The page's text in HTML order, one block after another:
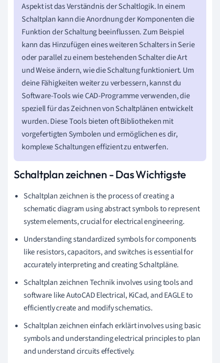
Aspekt ist das Verständnis der Schaltlogik. In einem
Schaltplan kann die Anordnung der Komponenten die
Funktion der Schaltung beeinflussen. Zum Beispiel
kann das Hinzufügen eines weiteren Schalters in Serie
oder parallel zu einem bestehenden Schalter die Art
und Weise ändern, wie die Schaltung funktioniert. Um
deine Fähigkeiten weiter zu verbessern, kannst du
Software-Tools wie CAD-Programme verwenden, die
speziell für das Zeichnen von Schaltplänen entwickelt
wurden. Diese Tools bieten oft Bibliotheken mit
vorgefertigten Symbolen und ermöglichen es dir,
komplexe Schaltungen effizient zu entwerfen.
Schaltplan zeichnen - Das Wichtigste
Schaltplan zeichnen is the process of creating a
schematic diagram using abstract symbols to represent
system elements, crucial for electrical engineering.
Understanding standardized symbols for components
like resistors, capacitors, and switches is essential for
accurately interpreting and creating Schaltpläne.
Schaltplan zeichnen Technik involves using tools and
software like AutoCAD Electrical, KiCad, and EAGLE to
efficiently create and modify schematics.
Schaltplan zeichnen einfach erklärt involves using basic
symbols and understanding electrical principles to plan
and understand circuits effectively.